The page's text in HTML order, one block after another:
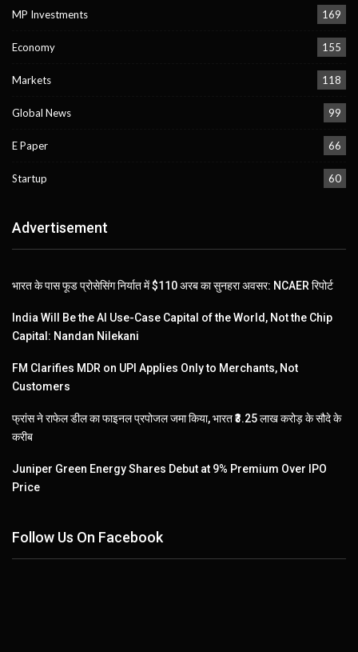
MP Investments 169
Economy 155
Markets 118
Global News 99
E Paper 66
Startup 60
Advertisement
भारत के पास फूड प्रोसेसिंग निर्यात में $110 अरब का सुनहरा अवसर: NCAER रिपोर्ट
India Will Be the AI Use-Case Capital of the World, Not the Chip
Capital: Nandan Nilekani
FM Clarifies MDR on UPI Applies Only to Merchants, Not
Customers
फ्रांस ने राफेल डील का फाइनल प्रपोजल जमा किया, भारत ₹3.25 लाख करोड़ के सौदे के
करीब
Juniper Green Energy Shares Debut at 9% Premium Over IPO
Price
Follow Us On Facebook